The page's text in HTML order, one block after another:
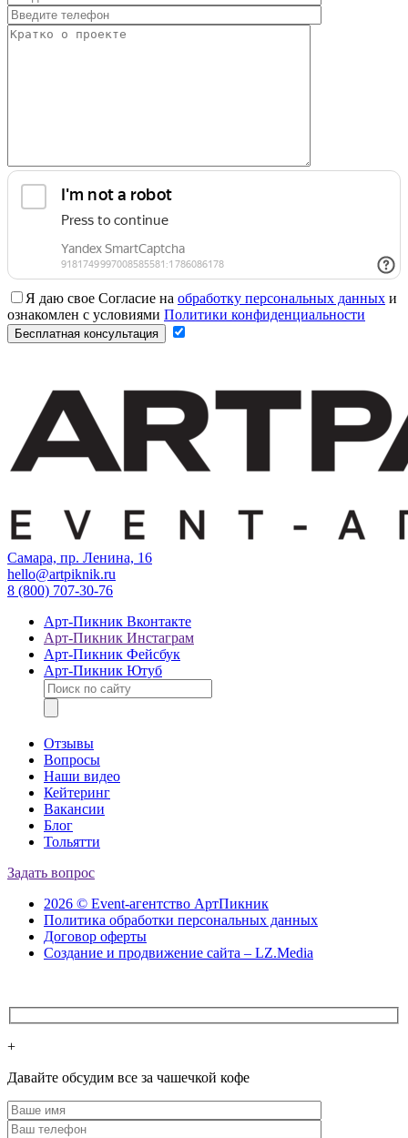
Я даю свое Согласие на обработку персональных данных и
ознакомлен с условиями Политики конфиденциальности
Самара, пр. Ленина, 16
hello@artpiknik.ru
8 (800) 707-30-76
Арт-Пикник Вконтакте
Арт-Пикник Инстаграм
Арт-Пикник Фейсбук
Арт-Пикник Ютуб
Отзывы
Вопросы
Наши видео
Кейтеринг
Вакансии
Блог
Тольятти
Задать вопрос
2026 © Event-агентство АртПикник
Политика обработки персональных данных
Договор оферты
Создание и продвижение сайта – LZ.Media
+
Давайте обсудим все за чашечкой кофе